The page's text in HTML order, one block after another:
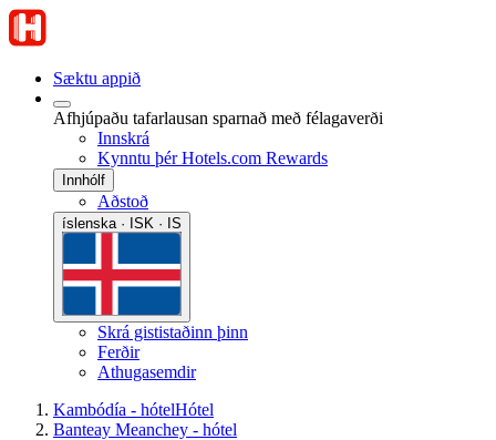
Sæktu appið
Afhjúpaðu tafarlausan sparnað með félagaverði
Innskrá
Kynntu þér Hotels.com Rewards
Innhólf
Aðstoð
íslenska · ISK · IS
Skrá gististaðinn þinn
Ferðir
Athugasemdir
Kambódía - hótelHótel
Banteay Meanchey - hótel